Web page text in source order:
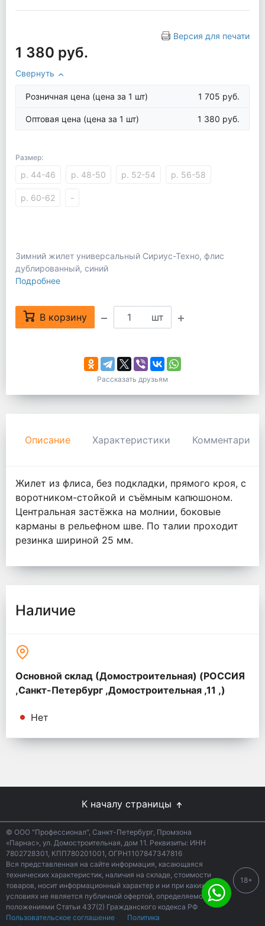
Версия для печати
1 380 руб.
Свернуть
Розничная цена (цена за 1 шт) 1 705 руб.
Оптовая цена (цена за 1 шт) 1 380 руб.
Размер:
р. 44-46 р. 48-50 р. 52-54 р. 56-58
р. 60-62 -
Зимний жилет универсальный Сириус-Техно, флис
дублированный, синий
Подробнее
В корзину шт
Рассказать друзьям
Описание Характеристики Комментарии
Жилет из флиса, без подкладки, прямого кроя, с
воротником-стойкой и съёмным капюшоном.
Центральная застёжка на молнии, боковые
карманы в рельефном шве. По талии проходит
резинка шириной 25 мм.
Наличие
Основной склад (Домостроительная) (РОССИЯ
,Санкт-Петербург ,Домостроительная ,11 ,)
Нет
К началу страницы
© ООО "Профессионал", Санкт-Петербург, Промзона
«Парнас», ул. Домостроительная, дом 11. Реквизиты: ИНН
7802728301, КПП780201001, ОГРН1107847347816
Вся представленная на сайте информация, касающаяся
технических характеристик, наличия на складе, стоимости
товаров, носит информационный характер и ни при каких
условиях не является публичной офертой, определяемой
положениями Статьи 437(2) Гражданского кодекса РФ
Пользовательское соглашение
Политика
18+